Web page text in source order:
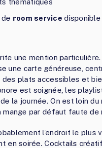
room servicedisponible
une mention particulière.
une carte généreuse,
des plats accessibles et
est soignée, les
la journée. On est loin du
mange par défaut faute de
l’endroit le plus
en soirée. Cocktails